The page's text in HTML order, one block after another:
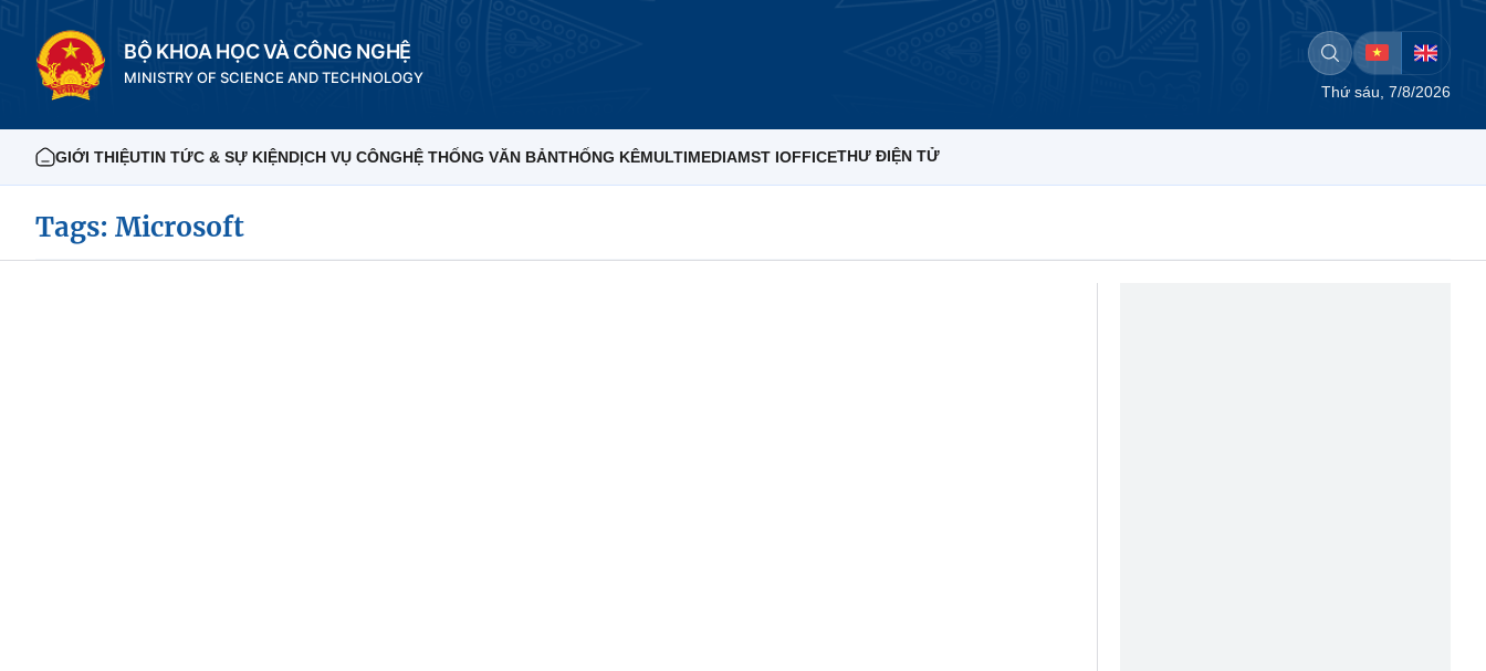
BỘ KHOA HỌC VÀ CÔNG NGHỆ
MINISTRY OF SCIENCE AND TECHNOLOGY
Thứ sáu, 7/8/2026
GIỚI THIỆUTIN TỨC & SỰ KIỆNDỊCH VỤ CÔNGHỆ THỐNG VĂN BẢNTHỐNG KÊMULTIMEDIAMST IOFFICETHƯ ĐIỆN TỬ
Tags: Microsoft